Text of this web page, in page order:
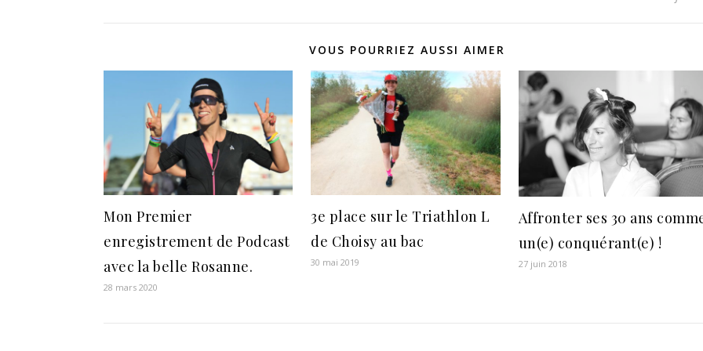
VOUS POURRIEZ AUSSI AIMER
Mon Premier
enregistrement de Podcast
avec la belle Rosanne.
28 mars 2020
3e place sur le Triathlon L
de Choisy au bac
30 mai 2019
Affronter ses 30 ans
un(e) conquérant(e) !
27 juin 2018